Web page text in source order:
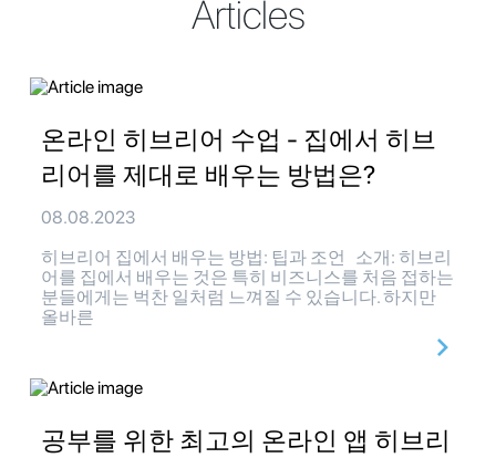
Articles
온라인 히브리어 수업 - 집에서 히브
리어를 제대로 배우는 방법은?
08.08.2023
히브리어 집에서 배우는 방법: 팁과 조언 소개: 히브리
어를 집에서 배우는 것은 특히 비즈니스를 처음 접하는
분들에게는 벅찬 일처럼 느껴질 수 있습니다. 하지만
올바른
공부를 위한 최고의 온라인 앱 히브리